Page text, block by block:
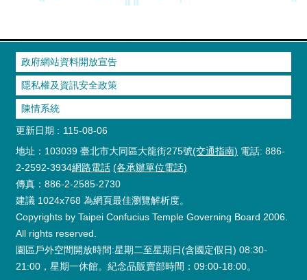
政府網站資料開放宣告
隱私權及資訊安全政策
陳情系統
更新日期
115-08-06
地址：103039 臺北市大同區大龍街275號(交通指南) 電話: 886-
2-2592-3934網路電話 (各承辦單位電話)
傳真：886-2-2585-2730
建議 1024x768 為網頁最佳瀏覽解析度。
Copyrights by Taipei Confucius Temple Governing Board 2006.
All rights reserved.
園區戶外空間開放時間:星期二至星期日(含國定假日) 08:30-
21:00，星期一休館。紀念品販賣部時間：09:00-18:00。